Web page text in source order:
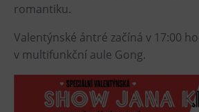
CØKAFE Dolní Vítkovice
Bistropen
Catering
Zakwaterowanie
romantiku.
Valentýnské ántré začíná v 17:00
v multifunkční aule Gong.